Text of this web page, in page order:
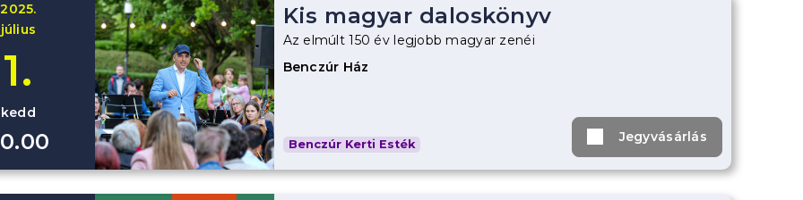
2025.
július
1.
kedd
Kis magyar daloskönyv
Az elmúlt 150 év legjobb magyar zenéi
Benczúr Ház
Benczúr Kerti Esték Jegyvásárlás